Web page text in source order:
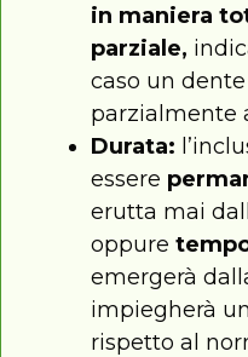
in maniera
parziale,
caso un
parzialmente
Durata:
essere
erutta mai
oppure
emergerà
impiegherà
rispetto al